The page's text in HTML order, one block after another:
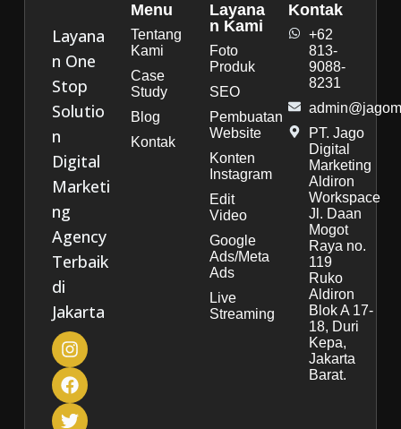
Layana
n One
Stop
Solutio
n
Digital
Marketi
ng
Agency
Terbaik
di
Jakarta
Menu
Tentang
Kami
Case
Study
Blog
Kontak
Layana
n Kami
Foto
Produk
SEO
Pembuatan
Website
Konten
Instagram
Edit
Video
Google
Ads/Meta
Ads
Live
Streaming
Kontak
+62
813-
9088-
8231
PT. Jago
Digital
Marketing
Aldiron
Workspace
Jl. Daan
Mogot
Raya no.
119
Ruko
Aldiron
Blok A 17-
18, Duri
Kepa,
Jakarta
Barat.